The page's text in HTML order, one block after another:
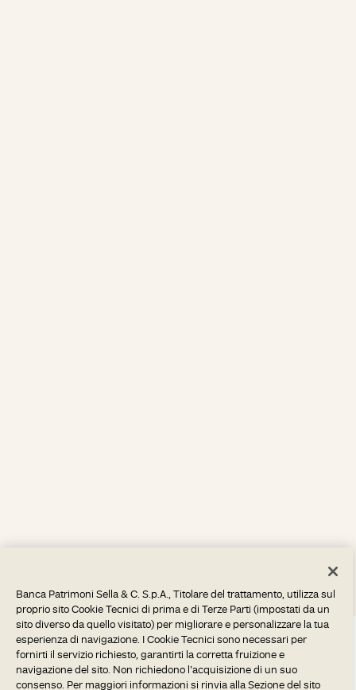
Banca Patrimoni Sella & C. S.p.A., Titolare del trattamento, utilizza sul
proprio sito Cookie Tecnici di prima e di Terze Parti (impostati da un
sito diverso da quello visitato) per migliorare e personalizzare la tua
esperienza di navigazione. I Cookie Tecnici sono necessari per
fornirti il servizio richiesto, garantirti la corretta fruizione e
navigazione del sito. Non richiedono l’acquisizione di un suo
consenso. Per maggiori informazioni si rinvia alla Sezione del sito